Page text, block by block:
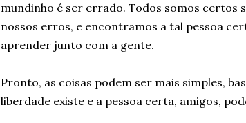
mundinho é ser errado. Todos somos certos
nossos erros, e encontramos a tal pessoa
aprender junto com a gente.
Pronto, as coisas podem ser mais simples,
liberdade existe e a pessoa certa, amigos,